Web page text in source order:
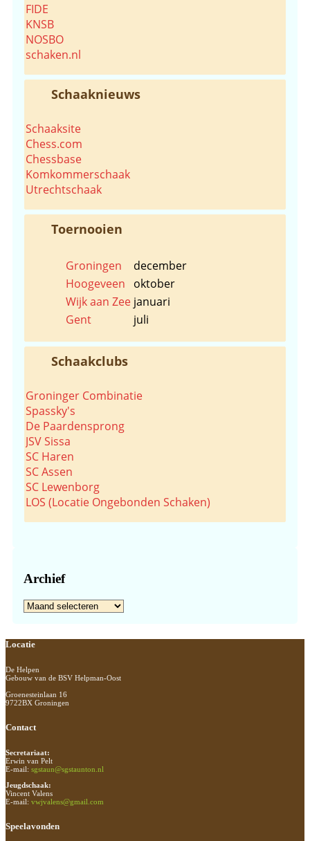
FIDE
KNSB
NOSBO
schaken.nl
Schaaknieuws
Schaaksite
Chess.com
Chessbase
Komkommerschaak
Utrechtschaak
Toernooien
Groningen
december
Hoogeveen
oktober
Wijk aan Zee januari
Gent
juli
Schaakclubs
Groninger Combinatie
Spassky's
De Paardensprong
JSV Sissa
SC Haren
SC Assen
SC Lewenborg
LOS (Locatie Ongebonden Schaken)
Archief
Archief
Footer
Locatie
De Helpen
Gebouw van de BSV Helpman-Oost
Groenesteinlaan 16
9722BX Groningen
Contact
Secretariaat:
Erwin van Pelt
E-mail: sgstaun@sgstaunton.nl
Jeugdschaak:
Vincent Valens
E-mail: vwjvalens@gmail.com
Speelavonden